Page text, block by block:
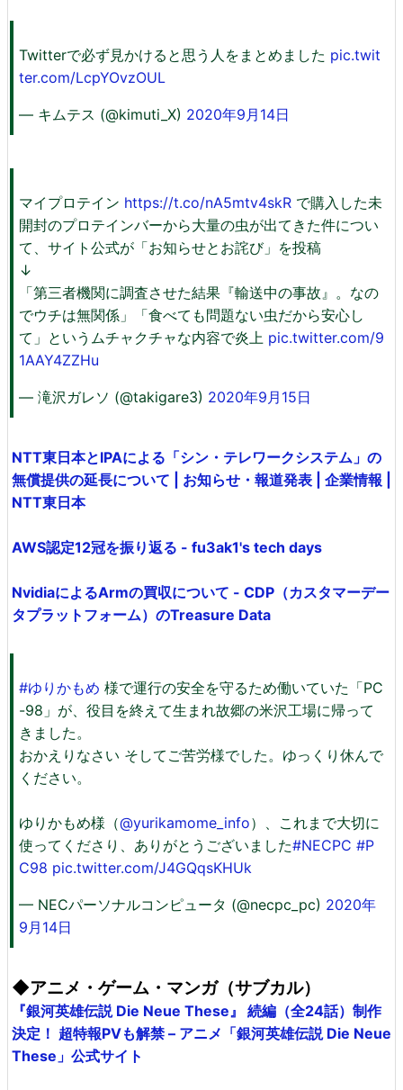
Twitterで必ず見かけると思う人をまとめました pic.twit
ter.com/LcpYOvzOUL
— キムテス (@kimuti_X) 2020年9月14日
マイプロテイン https://t.co/nA5mtv4skR で購入した未
開封のプロテインバーから大量の虫が出てきた件につい
て、サイト公式が「お知らせとお詫び」を投稿
↓
「第三者機関に調査させた結果『輸送中の事故』。なの
でウチは無関係」「食べても問題ない虫だから安心し
て」というムチャクチャな内容で炎上 pic.twitter.com/9
1AAY4ZZHu
— 滝沢ガレソ (@takigare3) 2020年9月15日
NTT東日本とIPAによる「シン・テレワークシステム」の
無償提供の延長について | お知らせ・報道発表 | 企業情報 |
NTT東日本
AWS認定12冠を振り返る - fu3ak1's tech days
NvidiaによるArmの買収について - CDP（カスタマーデー
タプラットフォーム）のTreasure Data
#ゆりかもめ 様で運行の安全を守るため働いていた「PC
-98」が、役目を終えて生まれ故郷の米沢工場に帰って
きました。
おかえりなさい そしてご苦労様でした。ゆっくり休んで
ください。
ゆりかもめ様（@yurikamome_info）、これまで大切に
使ってくださり、ありがとうございました#NECPC #P
C98 pic.twitter.com/J4GQqsKHUk
— NECパーソナルコンピュータ (@necpc_pc) 2020年
9月14日
◆アニメ・ゲーム・マンガ（サブカル）
『銀河英雄伝説 Die Neue These』 続編（全24話）制作
決定！ 超特報PVも解禁 – アニメ「銀河英雄伝説 Die Neue
These」公式サイト